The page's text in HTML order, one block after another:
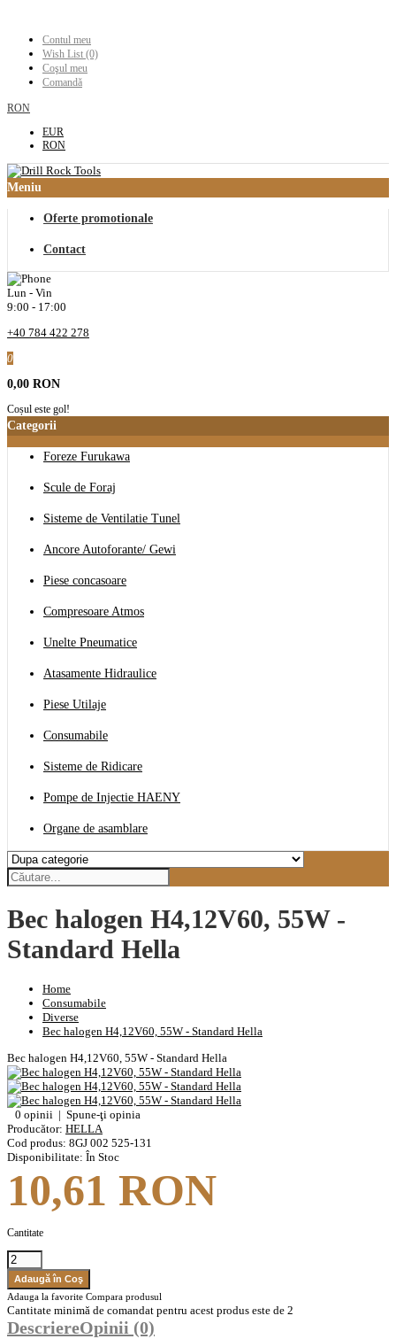
Contul meu
Wish List (0)
Coşul meu
Comandă
RON
EUR
RON
Meniu
Oferte promotionale
Contact
Lun - Vin
9:00 - 17:00
+40 784 422 278
0
0,00 RON
Coșul este gol!
Categorii
Foreze Furukawa
Scule de Foraj
Sisteme de Ventilatie Tunel
Ancore Autoforante/ Gewi
Piese concasoare
Compresoare Atmos
Unelte Pneumatice
Atasamente Hidraulice
Piese Utilaje
Consumabile
Sisteme de Ridicare
Pompe de Injectie HAENY
Organe de asamblare
Bec halogen H4,12V60, 55W -
Standard Hella
Home
Consumabile
Diverse
Bec halogen H4,12V60, 55W - Standard Hella
Bec halogen H4,12V60, 55W - Standard Hella
0 opinii | Spune-ţi opinia
Producător: HELLA
Cod produs: 8GJ 002 525-131
Disponibilitate: În Stoc
10,61 RON
Cantitate
Adauga la favorite Compara produsul
Cantitate minimă de comandat pentru acest produs este de 2
DescriereOpinii (0)